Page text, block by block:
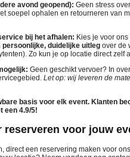
avond geopend): Geen stress
soepel ophalen en retourneren van
bij het afhalen: Kies je voor
persoonlijke, duidelijke uitleg over de
Zo kun je op locatie direct zelf
Geen geschikt vervoer? In
Let op: wij leveren de
basis voor elk event. Klanten
een 4.9/5!
voor jouw
direct een reservering maken voor